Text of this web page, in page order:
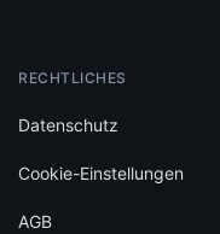
RECHTLICHES
Datenschutz
Cookie-Einstellungen
AGB